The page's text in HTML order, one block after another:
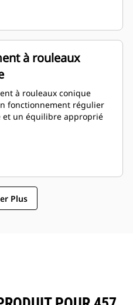
à rouleaux
à rouleaux conique
fonctionnement régulier
et un équilibre approprié
Plus